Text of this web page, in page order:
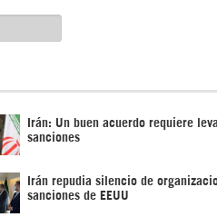
Irán: Un buen acuerdo requiere
sanciones
Irán repudia silencio de
sanciones de EEUU